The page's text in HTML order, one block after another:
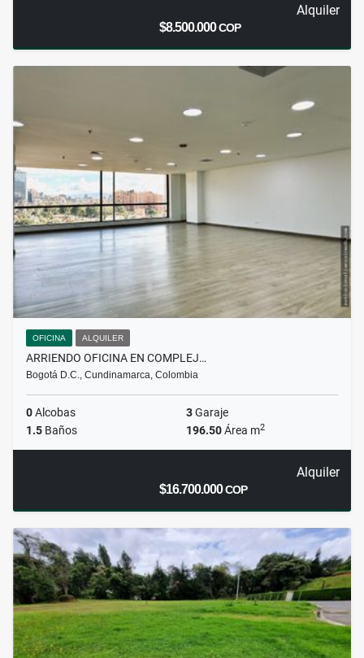
Alquiler
$8.500.000COP
OFICINA ALQUILER
ARRIENDO OFICINA EN COMPLEJ…
Bogotá D.C., Cundinamarca, Colombia
0Alcobas 3Garaje
1.5 Baños 196.50Área m2
Alquiler
$16.700.000COP